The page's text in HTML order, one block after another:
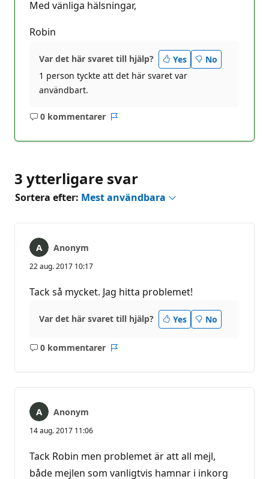
Med vänliga hälsningar,
Robin
Var det här svaret till hjälp? Yes
No
1 person tyckte att det här svaret var
användbart.
0 kommentarer
Inga
3 ytterligare svar
Sortera efter: Mest användbara
Anonym
22 aug. 2017 10:17
Tack så mycket. Jag hitta problemet!
Var det här svaret till hjälp? Yes No
0 kommentarer
Inga
Anonym
14 aug. 2017 11:06
Tack Robin men problemet är att all mejl,
både mejlen som vanligtvis hamnar i inkorg